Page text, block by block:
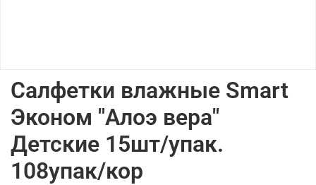
Салфетки влажные Smart
Эконом "Алоэ вера"
Детские 15шт/упак.
108упак/кор